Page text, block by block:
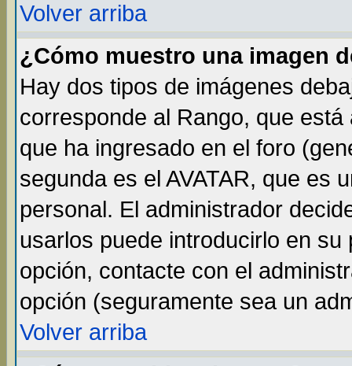
Volver arriba
¿Cómo muestro una imagen
Hay dos tipos de imágenes
corresponde al Rango, que
que ha ingresado en el foro
segunda es el AVATAR, que es
personal. El administrador
usarlos puede introducirlo en
opción, contacte con el
opción (seguramente sea un
Volver arriba